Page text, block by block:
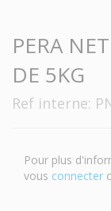
PERA
DE 5KG
Ref interne:
Pour plus
vous connecter